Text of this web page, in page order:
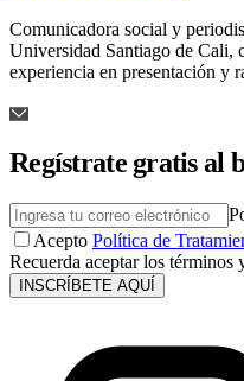
Comunicadora social y
Universidad Santiago de Cali,
experiencia en presentación y
Regístrate gratis al
Acepto Política de
Recuerda aceptar los términos
INSCRÍBETE AQUÍ